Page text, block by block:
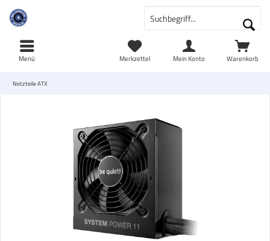
Warenkorb
Merkzettel Mein Konto
Menü
Netzteile ATX